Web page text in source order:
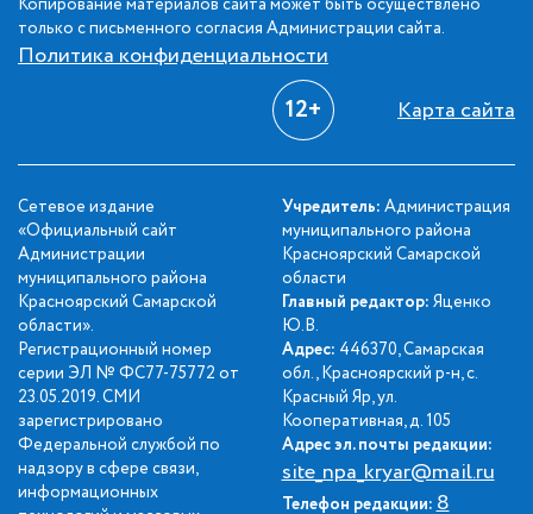
Копирование материалов сайта может быть осуществлено
только с письменного согласия Администрации сайта.
Политика конфиденциальности
12+ Карта сайта
Сетевое издание
«Официальный сайт
Администрации
муниципального района
Красноярский Самарской
области».
Регистрационный номер
серии ЭЛ № ФС77-75772 от
23.05.2019. СМИ
зарегистрировано
Федеральной службой по
надзору в сфере связи,
информационных
Учредитель: Администрация
муниципального района
Красноярский Самарской
области
Главный редактор: Яценко
Ю.В.
Адрес: 446370, Самарская
обл., Красноярский р-н, с.
Красный Яр, ул.
Кооперативная, д. 105
Адрес эл. почты редакции:
site_npa_kryar@mail.ru
Телефон редакции:8